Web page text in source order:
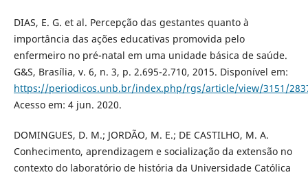
DIAS, E. G. et al. Percepção das gestantes quanto à
importância das ações educativas promovida pelo
enfermeiro no pré-natal em uma unidade básica de saúde.
G&S, Brasília, v. 6, n. 3, p. 2.695-2.710, 2015. Disponível em:
https://periodicos.unb.br/index.php/rgs/article/view/3151/
Acesso em: 4 jun. 2020.
DOMINGUES, D. M.; JORDÃO, M. E.; DE CASTILHO, M. A.
Conhecimento, aprendizagem e socialização da extensão no
contexto do laboratório de história da Universidade Católica